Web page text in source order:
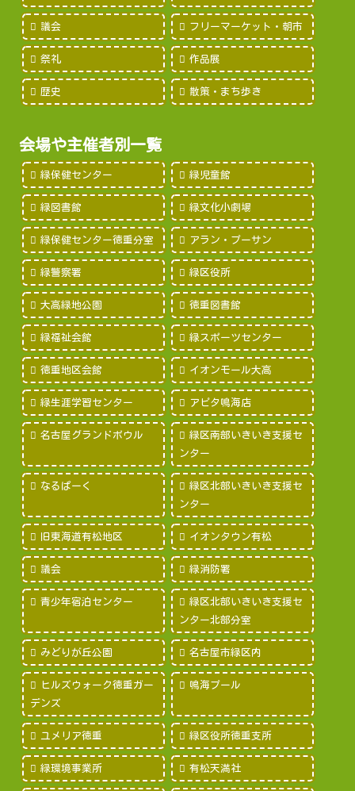
議会 フリーマーケット・朝市
祭礼 作品展
歴史 散策・まち歩き
会場や主催者別一覧
緑保健センター 緑児童館
緑図書館 緑文化小劇場
緑保健センター徳重分室 アラン・プーサン
緑警察署 緑区役所
大高緑地公園 徳重図書館
緑福祉会館 緑スポーツセンター
徳重地区会館 イオンモール大高
緑生涯学習センター アピタ鳴海店
名古屋グランドボウル
緑区南部いきいき支援セ
ンター
なるぱーく
緑区北部いきいき支援セ
ンター
旧東海道有松地区 イオンタウン有松
議会 緑消防署
青少年宿泊センター
緑区北部いきいき支援セ
ンター北部分室
みどりが丘公園 名古屋市緑区内
ヒルズウォーク徳重ガー
デンズ
鳴海プール
ユメリア徳重 緑区役所徳重支所
緑環境事業所 有松天満社